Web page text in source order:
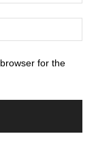
for the